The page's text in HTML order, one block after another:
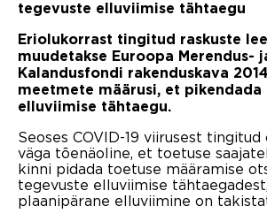
tegevuste elluviimise tähtaegu
Eriolukorrast tingitud raskuste
muudetakse Euroopa Merendus-
Kalandusfondi rakenduskava
meetmete määrusi, et pikendada
elluviimise tähtaegu.
Seoses COVID-19 viirusest
väga tõenäoline, et toetuse
kinni pidada toetuse määramise
tegevuste elluviimise
plaanipärane elluviimine on